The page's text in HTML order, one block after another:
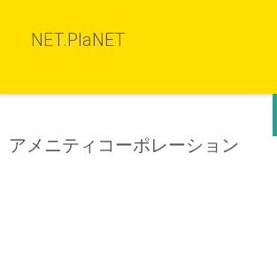
NET.PlaNET
アメニティコーポレーション